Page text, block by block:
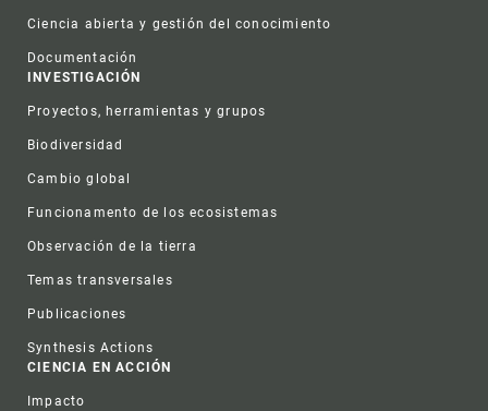
Ciencia abierta y gestión del conocimiento
Documentación
INVESTIGACIÓN
Proyectos, herramientas y grupos
Biodiversidad
Cambio global
Funcionamento de los ecosistemas
Observación de la tierra
Temas transversales
Publicaciones
Synthesis Actions
CIENCIA EN ACCIÓN
Impacto